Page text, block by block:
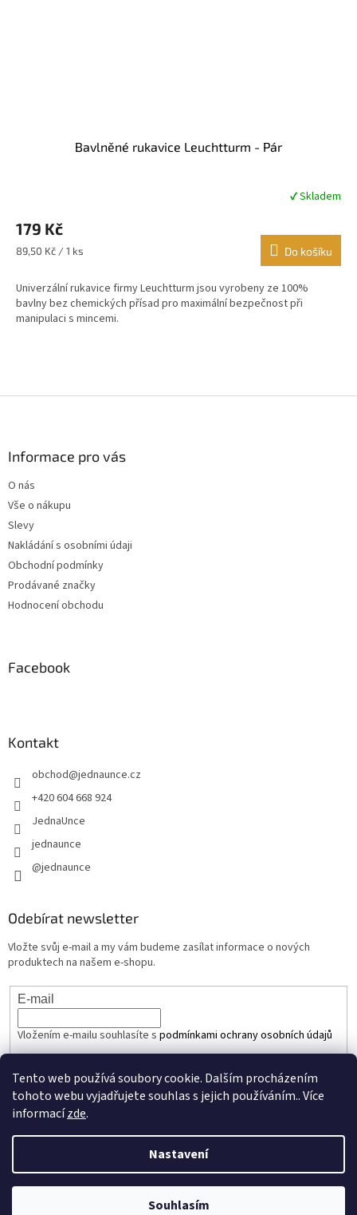
Tento web používá soubory cookie. Dalším procházením
tohoto webu vyjadřujete souhlas s jejich používáním.. Více
informacízde.
Nastavení
Souhlasím
Bavlněné rukavice Leuchtturm - Pár
produktu
je
4,7
5
hvězdiček.
✔ Skladem
179 Kč
Měrná
89,50 Kč / 1 ks Do košíku
Univerzální rukavice firmy Leuchtturm jsou vyrobeny ze 100%
bavlny bez chemických přísad pro maximální bezpečnost při
manipulaci s mincemi.
Informace pro vás
O nás
Vše o nákupu
Slevy
Nakládání s osobními údaji
Obchodní podmínky
Prodávané značky
Hodnocení obchodu
Facebook
Kontakt
obchod@jednaunce.cz
+420 604 668 924
JednaUnce
jednaunce
@jednaunce
Odebírat newsletter
Vložte svůj e-mail a my vám budeme zasílat informace o nových
produktech na našem e-shopu.
E-mail
Vložením e-mailu souhlasíte s podmínkami ochrany osobních údajů
PŘIHLÁSIT SE
Copyright 2026JEDNAUNCE.cz. Všechna práva vyhrazena.Upravit
nastavení cookies